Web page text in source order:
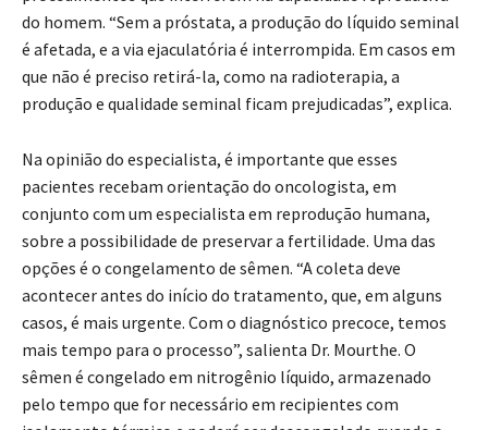
do homem. “Sem a próstata, a produção do líquido seminal
é afetada, e a via ejaculatória é interrompida. Em casos em
que não é preciso retirá-la, como na radioterapia, a
produção e qualidade seminal ficam prejudicadas”, explica.
Na opinião do especialista, é importante que esses
pacientes recebam orientação do oncologista, em
conjunto com um especialista em reprodução humana,
sobre a possibilidade de preservar a fertilidade. Uma das
opções é o congelamento de sêmen. “A coleta deve
acontecer antes do início do tratamento, que, em alguns
casos, é mais urgente. Com o diagnóstico precoce, temos
mais tempo para o processo”, salienta Dr. Mourthe. O
sêmen é congelado em nitrogênio líquido, armazenado
pelo tempo que for necessário em recipientes com